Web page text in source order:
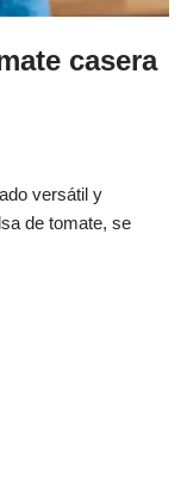
casera
versátil y
de tomate, se